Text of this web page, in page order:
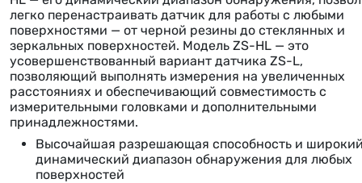
легко перенастраивать датчик для работы с любыми
поверхностями — от черной резины до стеклянных и
зеркальных поверхностей. Модель ZS-HL — это
усовершенствованный вариант датчика ZS-L,
позволяющий выполнять измерения на увеличенных
расстояниях и обеспечивающий совместимость с
измерительными головками и дополнительными
принадлежностями.
Высочайшая разрешающая способность и
динамический диапазон обнаружения для любых
поверхностей